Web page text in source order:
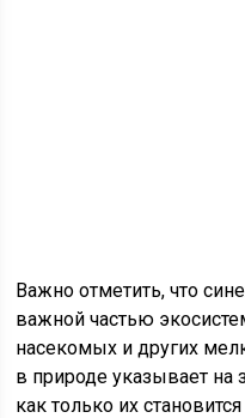
Важно отметить, что
важной частью
насекомых и других
в природе указывает на
как только их